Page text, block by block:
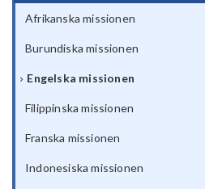
Afrikanska missionen
Burundiska missionen
Engelska missionen
Filippinska missionen
Franska missionen
Indonesiska missionen